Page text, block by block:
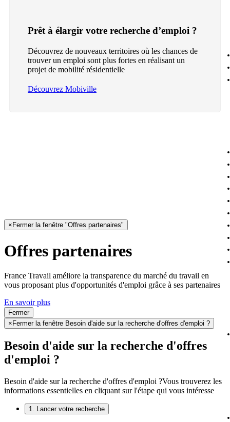
Prêt à élargir votre recherche d’emploi ?
Découvrez de nouveaux territoires où les chances de
trouver un emploi sont plus fortes en réalisant un
projet de mobilité résidentielle
Découvrez Mobiville
× Fermer la fenêtre "Offres partenaires"
Offres partenaires
France Travail améliore la transparence du marché du travail en
vous proposant plus d'opportunités d'emploi grâce à ses partenaires
En savoir plus
Fermer
× Fermer la fenêtre Besoin d'aide sur la recherche d'offres d'emploi ?
Besoin d'aide sur la recherche d'offres
d'emploi ?
Besoin d'aide sur la recherche d'offres d'emploi ?Vous trouverez les
informations essentielles en cliquant sur l'étape qui vous intéresse
1. Lancer votre recherche